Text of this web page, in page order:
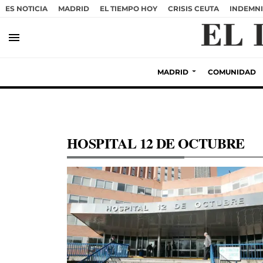
ES NOTICIA MADRID EL TIEMPO HOY CRISIS CEUTA
menu
MADRID COMUNIDAD
HOSPITAL 12 DE OCTUBRE